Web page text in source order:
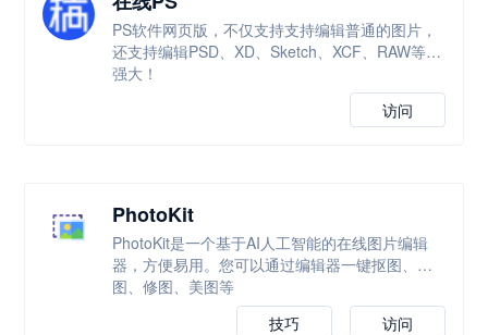
PS软件网页版，不仅支持支持编辑普通的图片，
还支持编辑PSD、XD、Sketch、XCF、RAW等，
强大！
访问
PhotoKit
PhotoKit是一个基于AI人工智能的在线图片编辑
器，方便易用。您可以通过编辑器一键抠图、改
图、修图、美图等
访问
技巧